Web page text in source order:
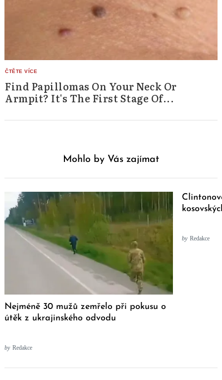
Find Papillomas On Your Neck Or
Armpit? It's The First Stage Of...
Mohlo by Vás zajímat
Nejméně 30 mužů zemřelo při pokusu o
útěk z ukrajinského odvodu
by Redakce
by Redakce